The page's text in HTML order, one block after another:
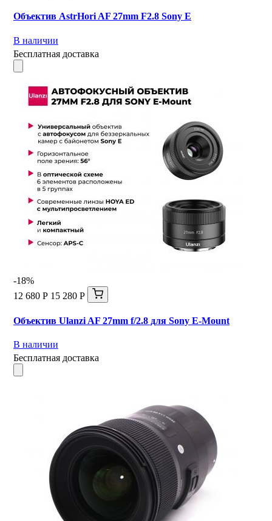
Объектив AstrHori AF 27mm F2.8 Sony E
В наличии
Бесплатная доставка
-18%
12 680 Р 15 280 Р
Объектив Ulanzi AF 27mm f/2.8 для Sony E-Mount
В наличии
Бесплатная доставка